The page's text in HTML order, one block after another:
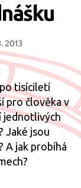
2013
tisíciletí
pro člověka v
jednotlivých
Jaké jsou
A jak probíhá